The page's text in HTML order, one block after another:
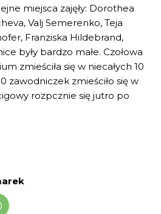
miejsca zajęły: Dorothea
Valj Semerenko, Teja
Franziska Hildebrand,
były bardzo małe. Czołowa
zmieściła się w niecałych 10
zawodniczek zmieściło się w
rozpcznie się jutro po